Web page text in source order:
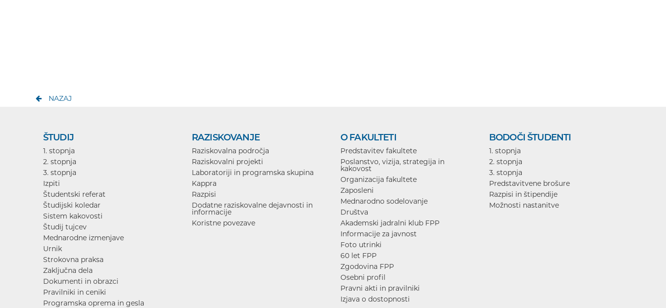
NAZAJ
ŠTUDIJ
1. stopnja
2. stopnja
3. stopnja
Izpiti
Študentski referat
Študijski koledar
Sistem kakovosti
Študij tujcev
Mednarodne izmenjave
Urnik
Strokovna praksa
Zaključna dela
Dokumenti in obrazci
Pravilniki in ceniki
Programska oprema in gesla
RAZISKOVANJE
Raziskovalna področja
Raziskovalni projekti
Laboratoriji in programska skupina
Kappra
Razpisi
Dodatne raziskovalne dejavnosti in
informacije
Koristne povezave
O FAKULTETI
Predstavitev fakultete
Poslanstvo, vizija, strategija in
kakovost
Organizacija fakultete
Zaposleni
Mednarodno sodelovanje
Društva
Akademski jadralni klub FPP
Informacije za javnost
Foto utrinki
60 let FPP
Zgodovina FPP
Osebni profil
Pravni akti in pravilniki
Izjava o dostopnosti
BODOČI ŠTUDENTI
1. stopnja
2. stopnja
3. stopnja
Predstavitvene brošure
Razpisi in štipendije
Možnosti nastanitve